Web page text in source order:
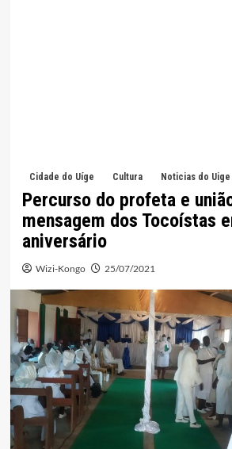
Cidade do Uíge Cultura Noticias do Uige
Percurso do profeta e
mensagem dos Tocoístas
aniversário
Wizi-Kongo 25/07/2021